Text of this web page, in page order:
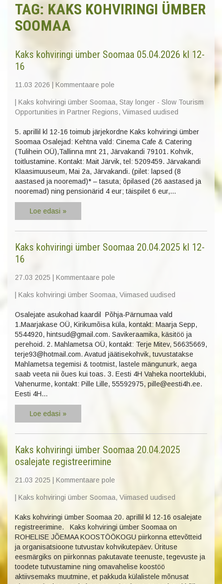
TAG: KAKS KOHVIRINGI ÜMBER
SOOMAA
Kaks kohviringi ümber Soomaa 05.04.2026 kl 12-
16
11.03 2026 | Kommentaare pole
| Kaks kohviringi ümber Soomaa, Stay longer - Slow Tourism
Opportunities in Partner Regions, Viimased uudised
5. aprillil kl 12-16 toimub järjekordne Kaks kohviringi ümber
Soomaa Osalejad: Kehtna vald: Cinema Cafe & Catering
(Tulihein OÜ),Tallinna mnt 21, Järvakandi 79101. Kohvik,
toitlustamine. Kontakt: Mait Järvik, tel: 5209459. Järvakandi
Klaasimuuseum, Mai 2a, Järvakandi. (pilet: lapsed (8
aastased ja nooremad)* – tasuta; õpilased (26 aastased ja
nooremad) ning pensionärid 4 eur; täispilet 6 eur,…
Loe edasi »
Kaks kohviringi ümber Soomaa 20.04.2025 kl 12-
16
27.03 2025 | Kommentaare pole
| Kaks kohviringi ümber Soomaa, Viimased uudised
Osalejate asukohad kaardil Põhja-Pärnumaa vald
1.Maarjakase OÜ, Kirikumõisa küla, kontakt: Maarja Sepp,
5544920, hintsud@gmail.com. Savikeraamika, käsitöö ja
perehoid. 2. Mahlametsa OÜ, kontakt: Terje Mitev, 56635669,
terje93@hotmail.com. Avatud jäätisekohvik, tuvustatakse
Mahlametsa tegemisi & tootmist, lastele mängunurk, aega
saab veeta nii õues kui toas. 3. Eesti 4H Vaheka noorteklubi,
Vahenurme, kontakt: Pille Lille, 55592975, pille@eesti4h.ee.
Eesti 4H…
Loe edasi »
Kaks kohviringi ümber Soomaa 20.04.2025
osalejate registreerimine
21.03 2025 | Kommentaare pole
| Kaks kohviringi ümber Soomaa, Viimased uudised
Kaks kohviringi ümber Soomaa 20. aprillil kl 12-16 osalejate
registreerimine. Kaks kohviringi ümber Soomaa on
ROHELISE JÕEMAA KOOSTÖÖKOGU piirkonna ettevõtteid
ja organisatsioone tutvustav kohvikutepäev. Ürituse
eesmärgiks on piirkonnas pakutavate teenuste, tegevuste ja
toodete tutvustamine ning omavahelise koostöö
aktiivsemaks muutmine, et pakkuda külalistele mõnusat